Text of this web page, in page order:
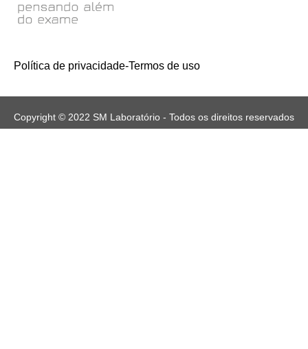
Política de privacidade-Termos de uso
Copyright © 2022 SM Laboratório - Todos os direitos reservados